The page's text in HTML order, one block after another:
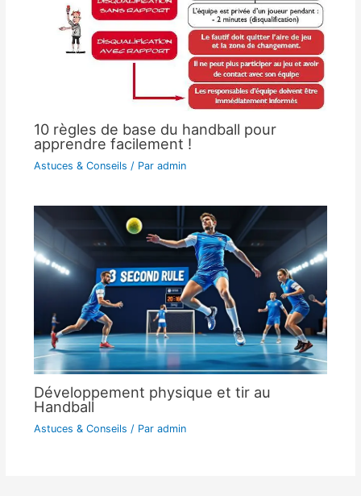
10 règles de base du handball pour
apprendre facilement !
Astuces & Conseils / Par admin
Développement physique et tir au
Handball
Astuces & Conseils / Par admin